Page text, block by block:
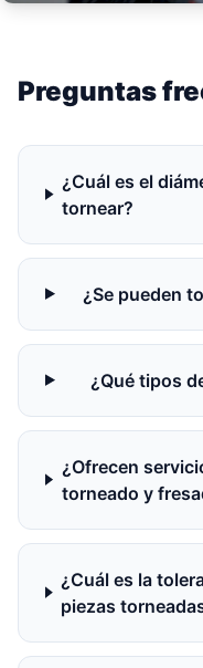
Preguntas
¿Cuál es el
tornear?
¿Se pueden
¿Qué tipos
¿Ofrecen
torneado y
¿Cuál es la
piezas